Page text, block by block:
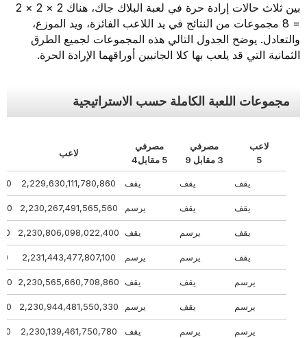
بين ثلاث حالات إرادة حرة في لعبة البلاك جاك، هناك 2 × 2 × 2
= 8 مجموعات من النتائج في يد اللاعب الفائزة، ويد الموزع،
والتعادل. يوضح الجدول التالي هذه المجموعات لجميع الطرق
الثمانية التي قد يلعب بها كلا الجانبين أوراقهما الإرادة الحرة.
مجموعات اللعبة الكاملة حسب الاستراتيجية
لاعب
مصرفي
مصرفي
لاعب
يقف يقف يقف 2,229,630,111,780,860
يقف يقف يرسم 2,230,267,491,565,560
يقف يرسم يقف 2,230,806,098,022,400
يقف يرسم يرسم 2,231,443,477,807,100
يرسم يقف يقف 2,230,565,660,708,860
يرسم يقف يرسم 2,230,944,481,550,330
يرسم يرسم يقف 2,230,139,461,750,780